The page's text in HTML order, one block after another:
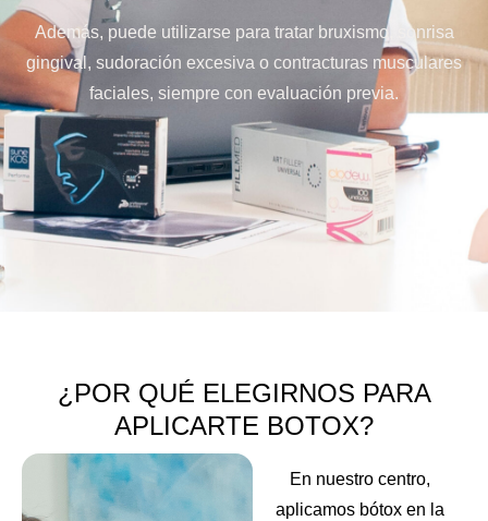
Además, puede utilizarse para tratar bruxismo, sonrisa
gingival, sudoración excesiva o contracturas musculares
faciales, siempre con evaluación previa.
¿POR QUÉ ELEGIRNOS PARA
APLICARTE BOTOX?
En nuestro centro,
aplicamos bótox en la